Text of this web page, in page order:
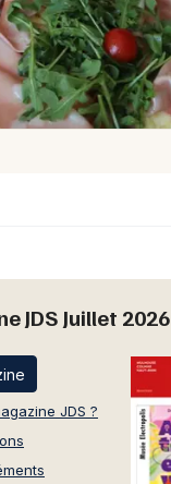
JDS Juillet 2026
JDS ?